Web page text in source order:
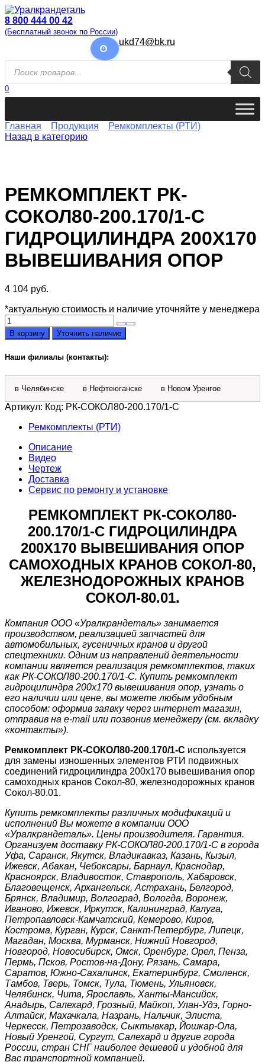
Перейти
к
содержанию
8 800 444 00 42
(Бесплатный звонок по России)
ukd74@bk.ru
Поиск
товаров
0
Главная Продукция
Ремкомплекты (РТИ)
Назад в категорию
РЕМКОМПЛЕКТ РК-
СОКОЛ80-200.170/1-С
ГИДРОЦИЛИНДРА 200Х170
ВЫВЕШИВАНИЯ ОПОР
4 104 руб.
*актуальную стоимость и наличие уточняйте у менеджера
Количество
товара
Ремкомплект
РК-
СОКОЛ80-
200.170/1-
гидроцилиндра
200х170
опор
В корзину Уточнить наличие
Наши филиалы (контакты):
в Челябинске в Нефтеюганске в Новом Уренгое
Артикул: Код: РК-СОКОЛ80-200.170/1-С
Ремкомплекты (РТИ)
Описание
Видео
Чертеж
Доставка
Сервис по ремонту и установке
РЕМКОМПЛЕКТ РК-СОКОЛ80-
200.170/1-С ГИДРОЦИЛИНДРА
200Х170 ВЫВЕШИВАНИЯ ОПОР
САМОХОДНЫХ КРАНОВ СОКОЛ-80,
ЖЕЛЕЗНОДОРОЖНЫХ КРАНОВ
СОКОЛ-80.01.
Компания ООО «Уралкрандеталь» занимается
производством, реализацией запчастей для
автомобильных, гусеничных кранов и другой
спецтехники. Одним из направлений деятельности
компании является реализация ремкомплектов, таких
как РК-СОКОЛ80-200.170/1-С. Купить ремкомплект
гидроцилиндра 200х170 вывешивания опор, узнать о
его наличии или цене, вы можете любым удобным
способом: оформив заявку через интернет магазин,
отправив на e-mail или позвонив менеджеру (см. вкладку
«контакты»).
Ремкомплект РК-СОКОЛ80-200.170/1-С используется
для замены изношенных элементов РТИ подвижных
соединений гидроцилиндра 200х170 вывешивания опор
самоходных кранов Сокол-80, железнодорожных кранов
Сокол-80.01.
Купить ремкомплекты различных модификаций и
исполнений Вы можете в компании ООО
«Уралкрандеталь». Цены производителя. Гарантия.
Организуем доставку РК-СОКОЛ80-200.170/1-С в города
Уфа, Саранск, Якутск, Владикавказ, Казань, Кызыл,
Ижевск, Абакан, Чебоксары, Барнаул, Краснодар,
Красноярск, Владивосток, Ставрополь, Хабаровск,
Благовещенск, Архангельск, Астрахань, Белгород,
Брянск, Владимир, Волгоград, Вологда, Воронеж,
Иваново, Ижевск, Иркутск, Калининград, Калуга,
Петропавловск-Камчатский, Кемерово, Киров,
Кострома, Курган, Курск, Санкт-Петербург, Липецк,
Магадан, Москва, Мурманск, Нижний Новгород,
Новгород, Новосибирск, Омск, Оренбург, Орел, Пенза,
Пермь, Псков, Ростов-на-Дону, Рязань, Самара,
Саратов, Южно-Сахалинск, Екатеринбург, Смоленск,
Тамбов, Тверь, Томск, Тула, Тюмень, Ульяновск,
Челябинск, Чита, Ярославль, Ханты-Мансийск,
Анадырь, Салехард, Грозный, Майкоп, Улан-Удэ, Горно-
Алтайск, Махачкала, Назрань, Нальчик, Элиста,
Черкесск, Петрозаводск, Сыктывкар, Йошкар-Ола,
Новый Уренгой, Сургут, Салехард и другие города
России, стран СНГ наиболее дешевой и удобной для
Вас транспортной компанией.